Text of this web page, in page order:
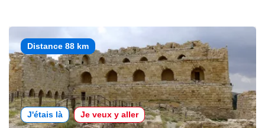
Distance 88 km
J'étais là Je veux y aller